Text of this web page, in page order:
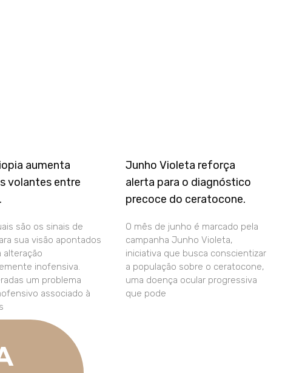
aumenta
volantes entre
são os sinais de
sua visão apontados
alteração
inofensiva.
um problema
associado à
Junho Violeta reforça
alerta para o diagnóstico
precoce do ceratocone.
O mês de junho é marcado pela
campanha Junho Violeta,
iniciativa que busca conscientizar
a população sobre o ceratocone,
uma doença ocular progressiva
que pode